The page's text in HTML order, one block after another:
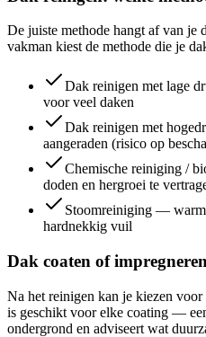
De juiste methode hangt af van je
vakman kiest de methode die je
Dak reinigen met lage
voor veel daken
Dak reinigen met
aangeraden (risico op
Chemische reiniging /
doden en hergroei te
Stoomreiniging —
hardnekkig vuil
Dak coaten of
Na het reinigen kan je kiezen
is geschikt voor elke coating —
ondergrond en adviseert wat